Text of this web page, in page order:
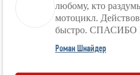
любому, кто
мотоцикл.
быстро.
Роман Шнайдер